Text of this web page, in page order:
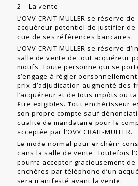
2 – La vente
L’OVV CRAIT-MULLER se réserve
acquéreur potentiel de jus­tifier de
que de ses références bancaires.
L’OVV CRAIT-MULLER se réserve
salle de vente de tout acquéreur
motifs. Toute personne qui se
s’engage à régler
prix d’adjudication aug­menté des
l’acquéreur et de tous impôts ou
être exigibles. Tout enchérisseur
son propre compte sauf
qualité de mandataire pour le
acceptée par l’OVV CRAIT-MULLER.
Le mode normal pour enchérir
dans la salle de vente. Toutefois
pourra accepter gracieusement de
enchères par téléphone d’un
sera manifesté avant la vente.